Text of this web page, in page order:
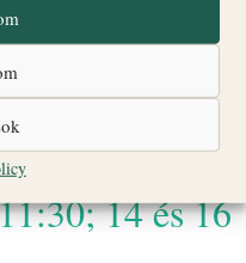
a Veszprémi Várnegyed
és kiállítások várják
és áhítat sétája: Érseki
14 és 16